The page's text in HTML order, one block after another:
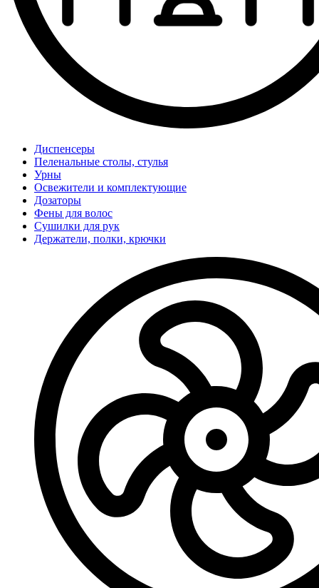
Диспенсеры
Пеленальные столы, стулья
Урны
Освежители и комплектующие
Дозаторы
Фены для волос
Сушилки для рук
Держатели, полки, крючки